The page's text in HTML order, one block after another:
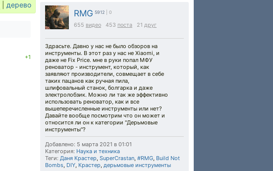
RMG 5912 | 0
655 видео 453 поста 21 друг
Здрасьте. Давно у нас не было обзоров на
инструменты. В этот раз у нас не Xiaomi, и
даже не Fix Price. мне в руки попал МФУ
реноватор - инструмент, который, как
заявляют производители, совмещает в себе
таких пацанов как ручная пила,
шлифовальный станок, болгарка и даже
электролобзик. Можно ли так же эффективно
использовать реноватор, как и все
вышеперечисленные инструменты или нет?
Давайте вообще посмотрим что он может и
относится ли он к категории "Дерьмовые
инструменты"?
Добавлено: 5 марта 2021 в 01:01
Категория: Наука и техника
Теги: Даня Крастер, SuperCrastan, #RMG, Build Not
Bombs, DIY, Крастер, дерьмовые инструменты
дерево
+1